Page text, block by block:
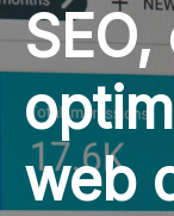
web